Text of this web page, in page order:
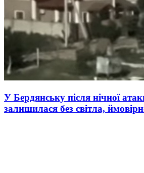
У Бердянську після нічної
залишилася без світла,